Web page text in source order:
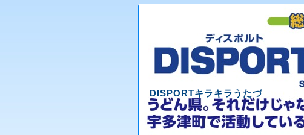
DISPORTキラキラうたづ